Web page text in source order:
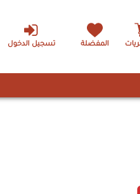
تسجيل الدخول المفضلة